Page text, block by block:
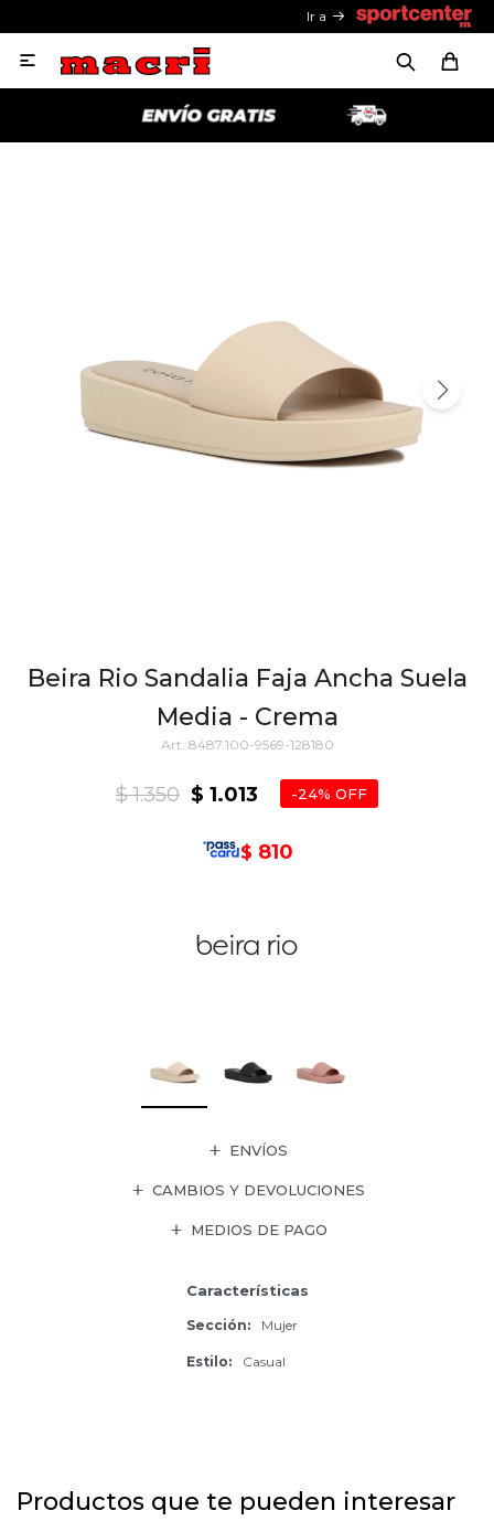
Ir a

Beira Rio Sandalia Faja Ancha Suela
Media - Crema
8487.100-9569-128180
$ 1.013
$ 1.350 24
$ 810
ENVÍOS
CAMBIOS Y DEVOLUCIONES
MEDIOS DE PAGO
Características
Sección Mujer
Estilo Casual
Productos que te pueden interesar